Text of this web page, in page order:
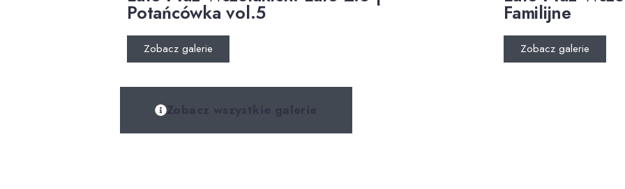
Potańcówka vol.5
Zobacz galerie
Familijne
Zobacz galerie